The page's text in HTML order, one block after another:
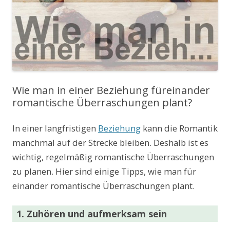
Wie man in einer Beziehung füreinander
romantische Überraschungen plant?
In einer langfristigen Beziehung kann die Romantik
manchmal auf der Strecke bleiben. Deshalb ist es
wichtig, regelmäßig romantische Überraschungen
zu planen. Hier sind einige Tipps, wie man für
einander romantische Überraschungen plant.
1. Zuhören und aufmerksam sein